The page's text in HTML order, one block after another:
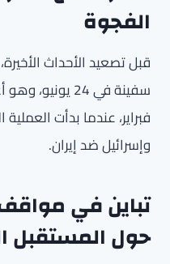
الفجوة
سفينة في 24
فبراير، عندما بدأت
وإسرائيل ضد إيران.
تباين في
حول المستقبل